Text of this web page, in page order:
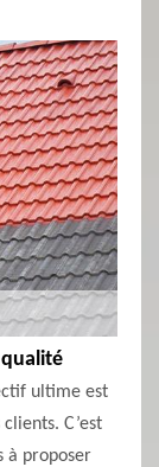
ultime est
C’est
à proposer